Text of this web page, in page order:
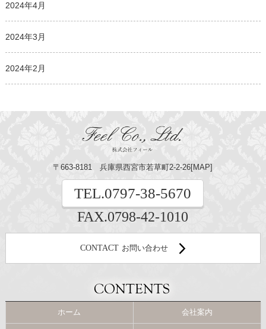
2024年4月
2024年3月
2024年2月
〒663-8181 兵庫県西宮市若草町2-2-26[MAP]
TEL.0797-38-5670
FAX.0798-42-1010
CONTACT お問い合わせ
ホーム 会社案内